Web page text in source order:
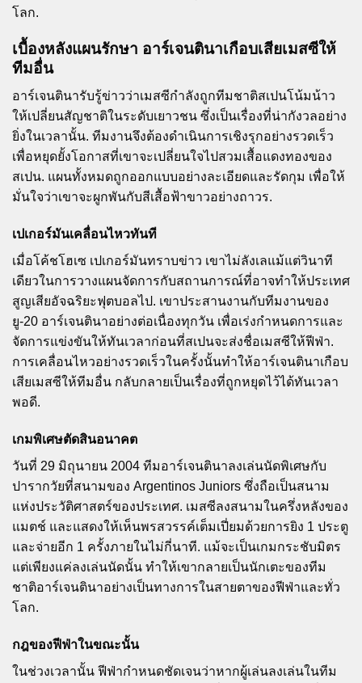
โลก.
เบื้องหลังแผนรักษา อาร์เจนตินาเกือบเสียเมสซีให้
ทีมอื่น
อาร์เจนตินารับรู้ข่าวว่าเมสซีกำลังถูกทีมชาติสเปนโน้มน้าว
ให้เปลี่ยนสัญชาติในระดับเยาวชน ซึ่งเป็นเรื่องที่น่ากังวลอย่าง
ยิ่งในเวลานั้น. ทีมงานจึงต้องดำเนินการเชิงรุกอย่างรวดเร็ว
เพื่อหยุดยั้งโอกาสที่เขาจะเปลี่ยนใจไปสวมเสื้อแดงทองของ
สเปน. แผนทั้งหมดถูกออกแบบอย่างละเอียดและรัดกุม เพื่อให้
มั่นใจว่าเขาจะผูกพันกับสีเสื้อฟ้าขาวอย่างถาวร.
เปเกอร์มันเคลื่อนไหวทันที
เมื่อโค้ชโฮเซ เปเกอร์มันทราบข่าว เขาไม่ลังเลแม้แต่วินาที
เดียวในการวางแผนจัดการกับสถานการณ์ที่อาจทำให้ประเทศ
สูญเสียอัจฉริยะฟุตบอลไป. เขาประสานงานกับทีมงานของ
ยู-20 อาร์เจนตินาอย่างต่อเนื่องทุกวัน เพื่อเร่งกำหนดการและ
จัดการแข่งขันให้ทันเวลาก่อนที่สเปนจะส่งชื่อเมสซีให้ฟีฟ่า.
การเคลื่อนไหวอย่างรวดเร็วในครั้งนั้นทำให้อาร์เจนตินาเกือบ
เสียเมสซีให้ทีมอื่น กลับกลายเป็นเรื่องที่ถูกหยุดไว้ได้ทันเวลา
พอดี.
เกมพิเศษตัดสินอนาคต
วันที่ 29 มิถุนายน 2004 ทีมอาร์เจนตินาลงเล่นนัดพิเศษกับ
ปารากวัยที่สนามของ Argentinos Juniors ซึ่งถือเป็นสนาม
แห่งประวัติศาสตร์ของประเทศ. เมสซีลงสนามในครึ่งหลังของ
แมตช์ และแสดงให้เห็นพรสวรรค์เต็มเปี่ยมด้วยการยิง 1 ประตู
และจ่ายอีก 1 ครั้งภายในไม่กี่นาที. แม้จะเป็นเกมกระชับมิตร
แต่เพียงแค่ลงเล่นนัดนั้น ทำให้เขากลายเป็นนักเตะของทีม
ชาติอาร์เจนตินาอย่างเป็นทางการในสายตาของฟีฟ่าและทั่ว
โลก.
กฎของฟีฟ่าในขณะนั้น
ในช่วงเวลานั้น ฟีฟ่ากำหนดชัดเจนว่าหากผู้เล่นลงเล่นในทีม